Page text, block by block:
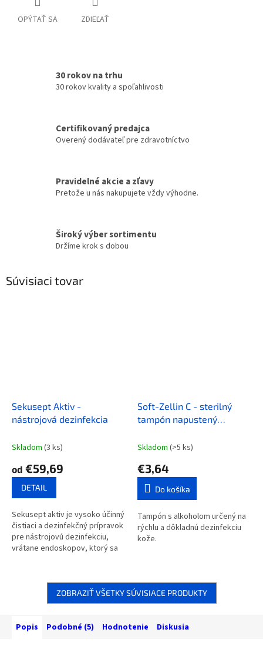
OPÝTAŤ SA ZDIEĽAŤ
30 rokov na trhu
30 rokov kvality a spoľahlivosti
Certifikovaný predajca
Overený dodávateľ pre zdravotníctvo
Pravidelné akcie a zľavy
Pretože u nás nakupujete vždy výhodne.
Široký výber sortimentu
Držíme krok s dobou
Súvisiaci tovar
Sekusept Aktiv -
nástrojová dezinfekcia
Skladom (3 ks)
od €59,69
DETAIL
Sekusept aktiv je vysoko účinný
čistiaci a dezinfekčný prípravok
pre nástrojovú dezinfekciu,
vrátane endoskopov, ktorý sa
Soft-Zellin C - sterilný
tampón napustený
Skladom (>5 ks)
€3,64
Do košíka
Tampón s alkoholom určený na
rýchlu a dôkladnú dezinfekciu
kože.
ZOBRAZIŤ VŠETKY SÚVISIACE PRODUKTY
Popis Podobné (5) Hodnotenie Diskusia